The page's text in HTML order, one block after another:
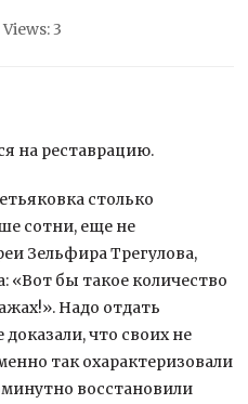
Views: 3
на реставрацию.
столько
сотни, еще не
Зельфира Трегулова,
«Вот бы такое количество
Надо отдать
что своих не
так охарактеризовали
восстановили